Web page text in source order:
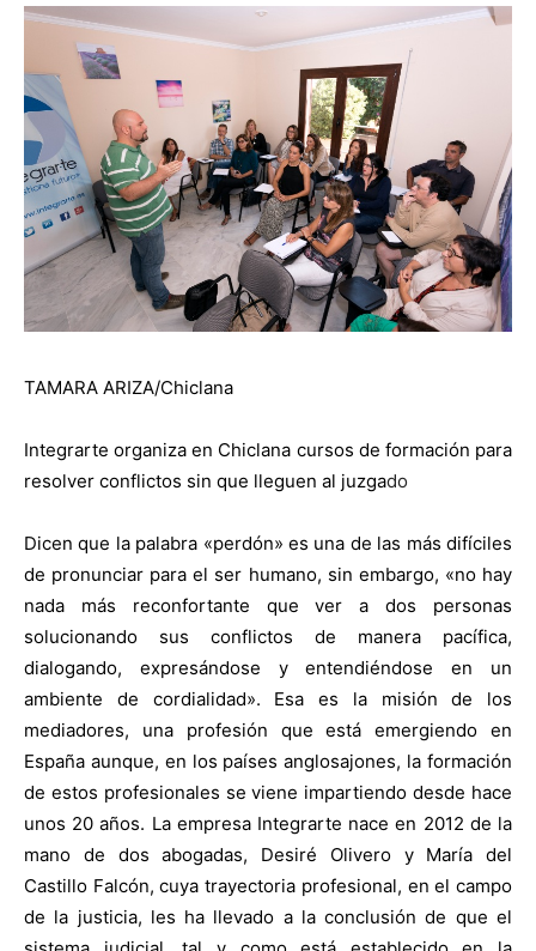
TAMARA ARIZA/Chiclana
Integrarte organiza en Chiclana cursos de formación para
resolver conflictos sin que lleguen al juzgado
Dicen que la palabra «perdón» es una de las más difíciles
de pronunciar para el ser humano, sin embargo, «no hay
nada más reconfortante que ver a dos personas
solucionando sus conflictos de manera pacífica,
dialogando, expresándose y entendiéndose en un
ambiente de cordialidad». Esa es la misión de los
mediadores, una profesión que está emergiendo en
España aunque, en los países anglosajones, la formación
de estos profesionales se viene impartiendo desde hace
unos 20 años. La empresa Integrarte nace en 2012 de la
mano de dos abogadas, Desiré Olivero y María del
Castillo Falcón, cuya trayectoria profesional, en el campo
de la justicia, les ha llevado a la conclusión de que el